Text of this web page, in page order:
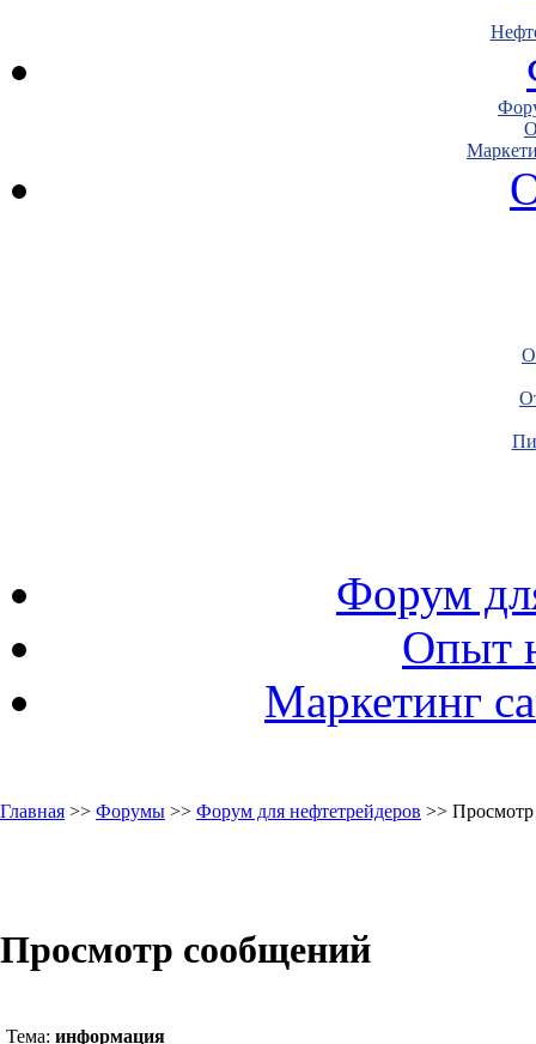
Форум
Опыт
Маркетинг
Главная >> Форумы >> Форум для нефтетрейдеров >>
Просмотр сообщений
Тема: информация